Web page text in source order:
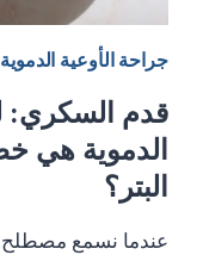
جراحة الأوعية الدموية
قدم السكري:
الدموية هي
البتر؟
عندما نسمع مصطلح